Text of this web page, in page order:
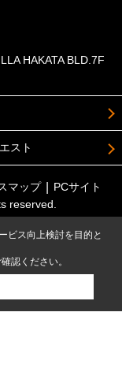
HAKATA BLD.7F
スト
マップ
PCサイト
reserved.
ビス向上検討を目的と
認ください。